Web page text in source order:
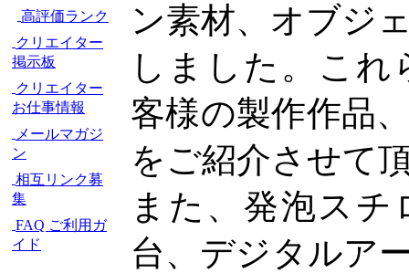
高評価ランク
クリエイター
掲示板
クリエイター
お仕事情報
メールマガジ
ン
相互リンク募
集
FAQ ご利用ガ
イド
ン素材、オブジ
しました。こ
客様の製作作品
をご紹介させて
また、発泡スチ
台、デジタルア